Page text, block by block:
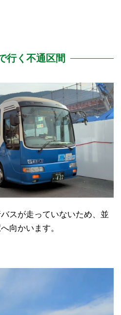
行く不通区間
スが走っていないため、並
向かいます。